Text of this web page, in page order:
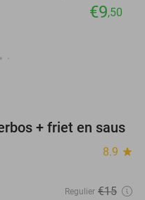
€9,50
37%
+ friet en saus
8.9 star
Regulier €15